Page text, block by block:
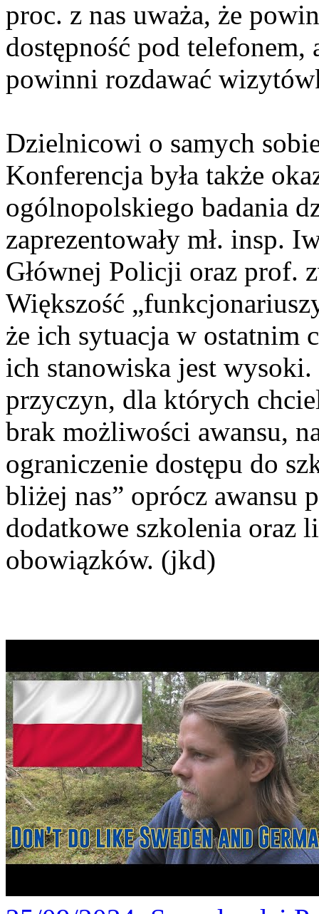
proc. z nas uważa, że
dostępność pod
powinni rozdawać
Dzielnicowi o samych
Konferencja była także
ogólnopolskiego badania
zaprezentowały mł. insp.
Głównej Policji oraz prof.
Większość
że ich sytuacja w ostatnim
ich stanowiska jest
przyczyn, dla których
brak możliwości awansu,
ograniczenie dostępu do
bliżej nas” oprócz awansu
dodatkowe szkolenia oraz
obowiązków. (jkd)